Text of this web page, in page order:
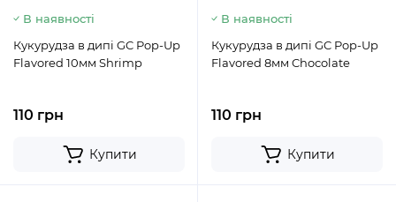
В наявності
Кукурудза в дипі GC Pop-Up
Flavored 10мм Shrimp
110 грн
Купити
В наявності
Кукурудза в дипі GC Pop-Up
Flavored 8мм Chocolate
110 грн
Купити